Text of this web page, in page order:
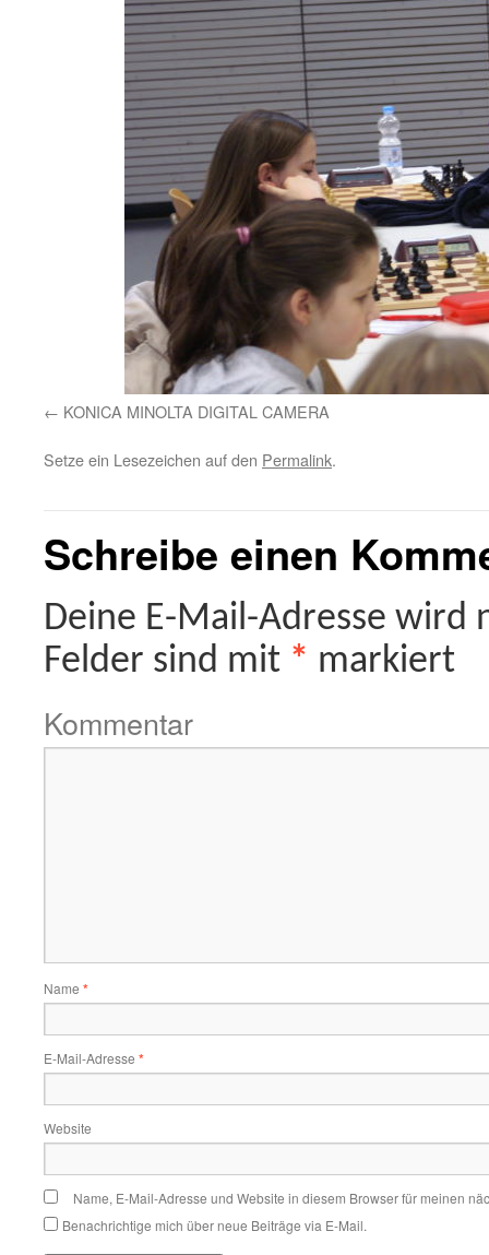
KONICA MINOLTA DIGITAL CAMERA
Setze ein Lesezeichen auf den Permalink.
Schreibe einen
Deine E-Mail-Adresse
Felder sind mit * markiert
Kommentar
Name *
E-Mail-Adresse *
Website
Name, E-Mail-Adresse und Website in diesem Browser für meinen
Benachrichtige mich über neue Beiträge via E-Mail.